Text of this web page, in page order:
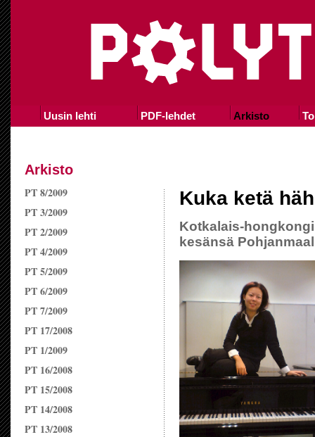
Uusin lehti PDF-lehdet Arkisto
Arkisto
PT 8/2009
PT 3/2009
PT 2/2009
PT 4/2009
PT 5/2009
PT 6/2009
PT 7/2009
PT 17/2008
PT 1/2009
PT 16/2008
PT 15/2008
PT 14/2008
PT 13/2008
Kuka ketä
Kotkalais-
kesänsä